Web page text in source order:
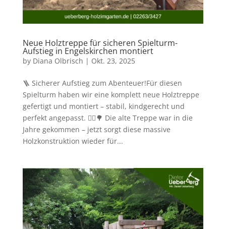
Neue Holztreppe für sicheren Spielturm-
Aufstieg in Engelskirchen montiert
by Diana Olbrisch | Okt. 23, 2025
🪜 Sicherer Aufstieg zum Abenteuer!Für diesen
Spielturm haben wir eine komplett neue Holztreppe
gefertigt und montiert – stabil, kindgerecht und
perfekt angepasst. 👷‍♂️🌳 Die alte Treppe war in die
Jahre gekommen – jetzt sorgt diese massive
Holzkonstruktion wieder für...